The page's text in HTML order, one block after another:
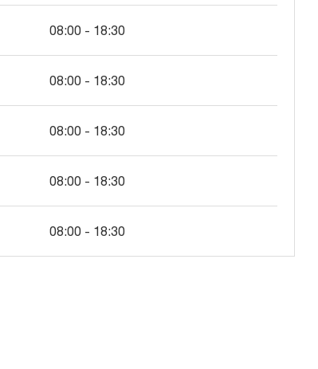
08:00 - 18:30
08:00 - 18:30
08:00 - 18:30
08:00 - 18:30
08:00 - 18:30